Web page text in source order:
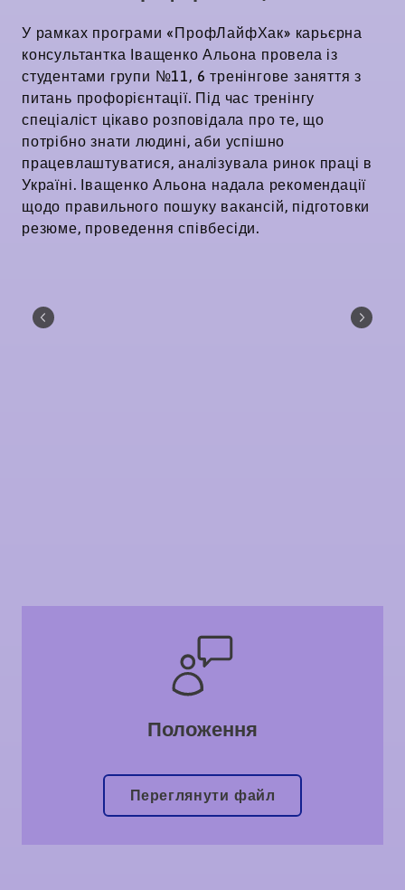
У рамках програми «ПрофЛайфХак» карьєрна
консультантка Іващенко Альона провела із
студентами групи №11, 6 тренінгове заняття з
питань профорієнтації. Під час тренінгу
спеціаліст цікаво розповідала про те, що
потрібно знати людині, аби успішно
працевлаштуватися, аналізувала ринок праці в
Україні. Іващенко Альона надала рекомендації
щодо правильного пошуку вакансій, підготовки
резюме, проведення співбесіди.
Положення
Переглянути файл